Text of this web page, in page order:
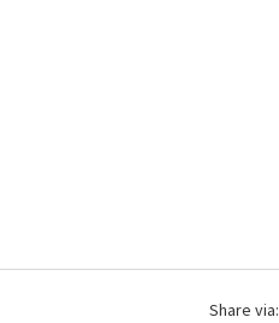
Share via: